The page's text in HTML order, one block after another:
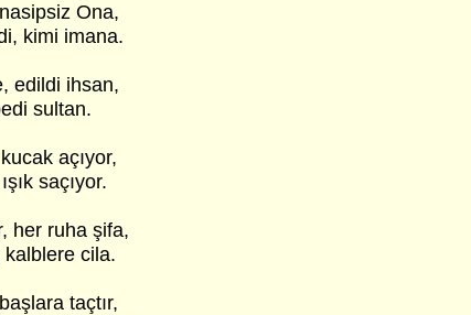
Ona,
kimi imana.
edildi ihsan,
sultan.
açıyor,
saçıyor.
her ruha şifa,
cila.
taçtır,